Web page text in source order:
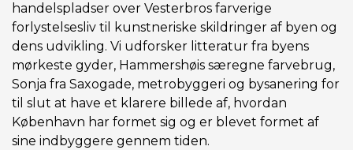
handelspladser over Vesterbros farverige
forlystelsesliv til kunstneriske skildringer af byen og
dens udvikling. Vi udforsker litteratur fra byens
mørkeste gyder, Hammershøis særegne farvebrug,
Sonja fra Saxogade, metrobyggeri og bysanering for
til slut at have et klarere billede af, hvordan
København har formet sig og er blevet formet af
sine indbyggere gennem tiden.